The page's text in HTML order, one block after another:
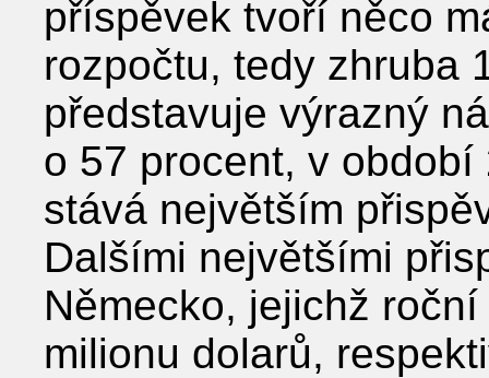
příspěvek tvoří něco
rozpočtu, tedy zhruba
představuje výrazný
o 57 procent, v
stává největším
Dalšími největšími
Německo, jejichž
milionu dolarů,